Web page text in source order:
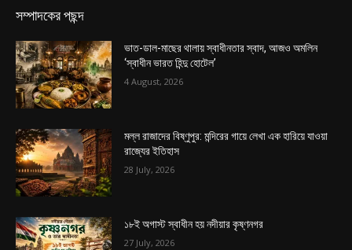
সম্পাদকের পছন্দ
ভাত-ডাল-মাছের থালায় স্বাধীনতার স্বাদ, আজও অমলিন
‘স্বাধীন ভারত হিন্দু হোটেল’
4 August, 2026
মল্ল রাজাদের বিষ্ণুপুর: মন্দিরের গায়ে লেখা এক হারিয়ে যাওয়া
রাজ্যের ইতিহাস
28 July, 2026
১৮ই অগাস্ট স্বাধীন হয় নদীয়ার কৃষ্ণনগর
27 July, 2026